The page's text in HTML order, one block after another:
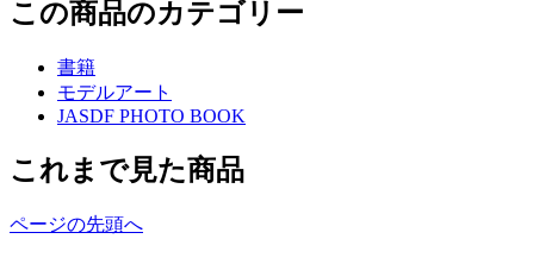
この商品のカテゴリー
書籍
モデルアート
JASDF PHOTO BOOK
これまで見た商品
ページの先頭へ